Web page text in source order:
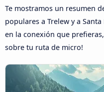
Te mostramos un resumen
populares a Trelew y a
en la conexión que
sobre tu ruta de micro!